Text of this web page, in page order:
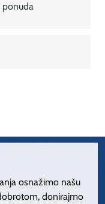
ponuda
osnažimo našu
donirajmo